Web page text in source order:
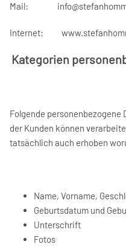
Mail:
Internet:
Kategorien
Folgende personenbezogene
der Kunden können
tatsächlich auch erhoben
Name, Vorname,
Geburtsdatum und
Unterschrift
Fotos